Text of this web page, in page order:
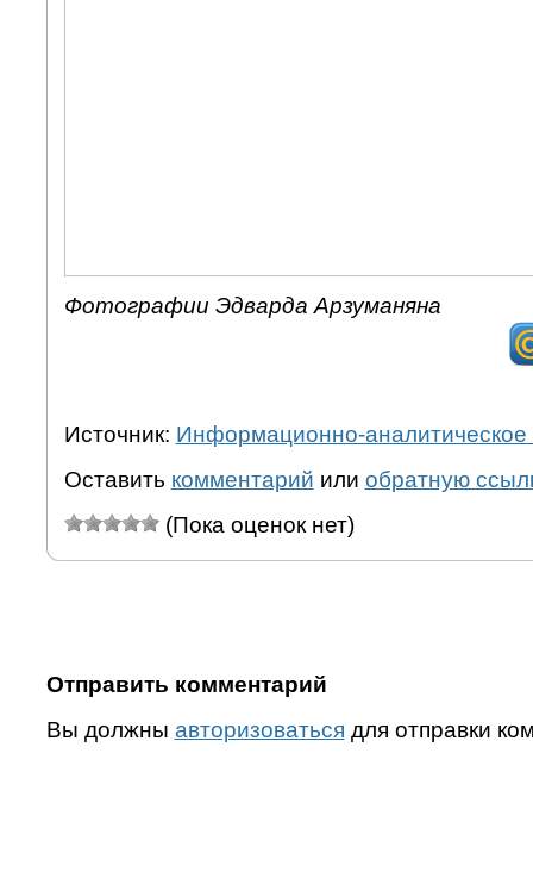
Фотографии Эдварда Арзуманяна
Источник: Информационно-аналитическое
Оставить комментарий или обратную
(Пока оценок нет)
Отправить комментарий
Вы должны авторизоваться для отправки